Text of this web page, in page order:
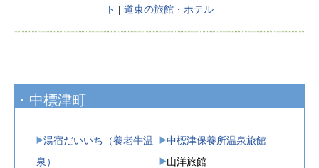
ト | 道東の旅館・ホテル
・中標津町
湯宿だいいち（養老牛温
泉）
中標津保養所温泉旅館
山洋旅館